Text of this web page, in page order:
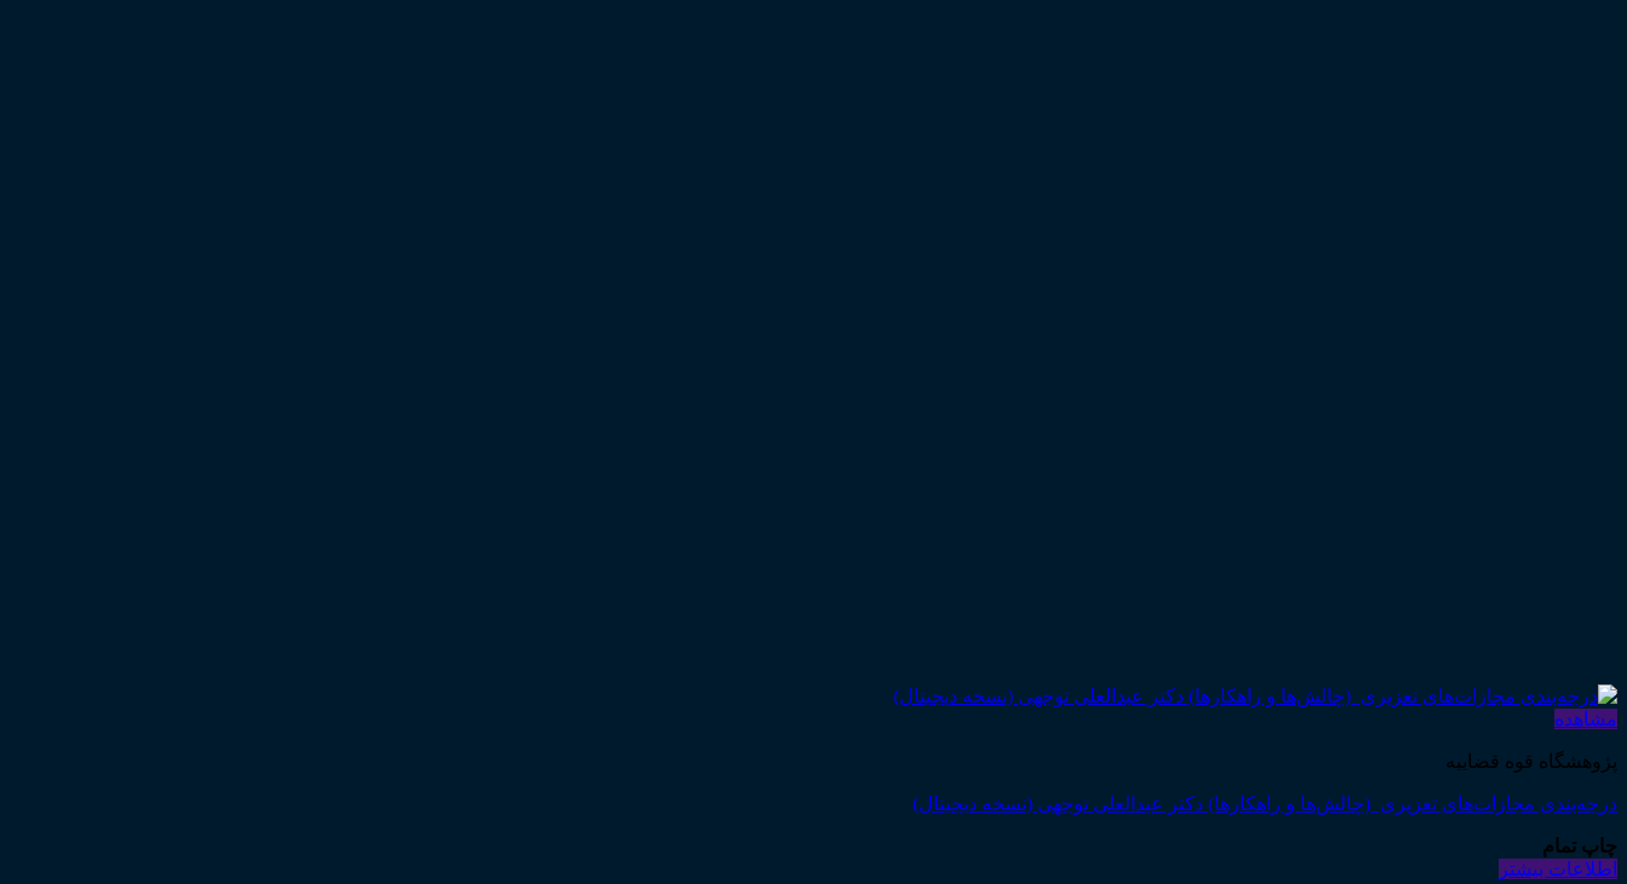
مشاهده
پژوهشگاه قوه قضاییه
درجه‌بندی مجازات‌های تعزیری (چالش‌ها و راهکارها) دکتر عبدالعلی توجهی (نسخه دیجیتال)
چاپ تمام
اطلاعات بیشتر